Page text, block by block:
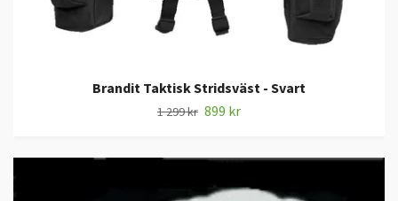
Brandit Taktisk Stridsväst - Svart
1 299 kr 899 kr